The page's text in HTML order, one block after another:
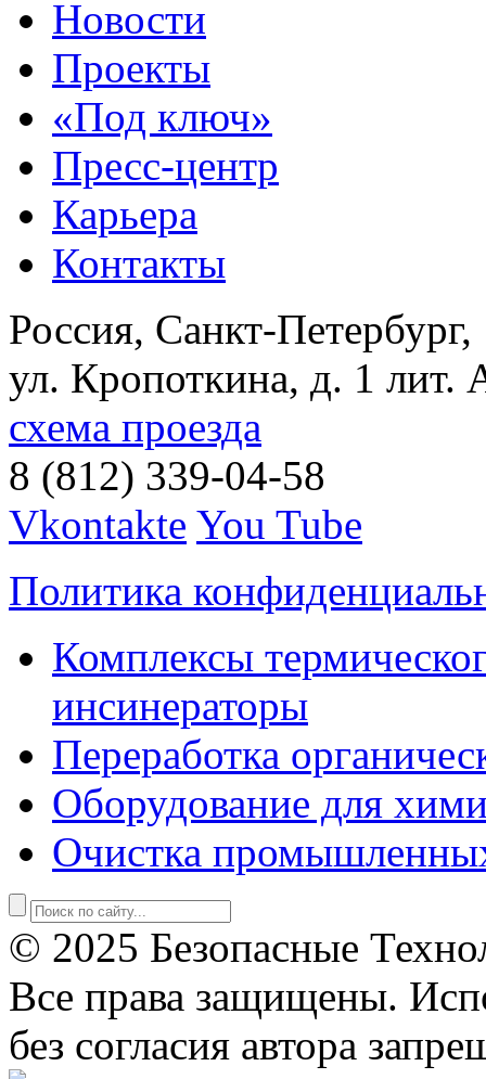
Новости
Проекты
«Под ключ»
Пресс-центр
Карьера
Контакты
Россия, Санкт-Петербург,
ул. Кропоткина, д. 1 лит.
схема проезда
8 (812) 339-04-58
Vkontakte You Tube
Политика
Комплексы
инсинераторы
Переработка
Оборудование для
Очистка
© 2025 Безопасные
Все права защищены.
без согласия автора